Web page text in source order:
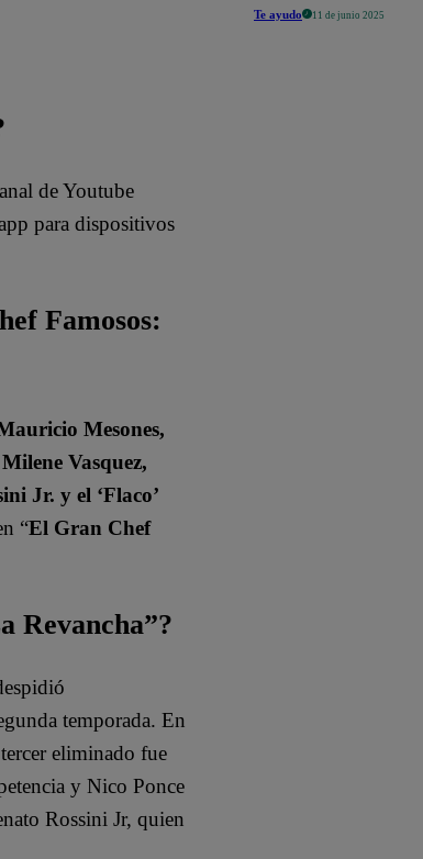
de Youtube
para dispositivos
Famosos:
Mesones,
Vasquez,
Jr. y el ‘Flaco’
“El Gran Chef
Revancha”?
temporada. En
eliminado fue
y Nico Ponce
Rossini Jr, quien
Te ayudo 11 de junio 2025